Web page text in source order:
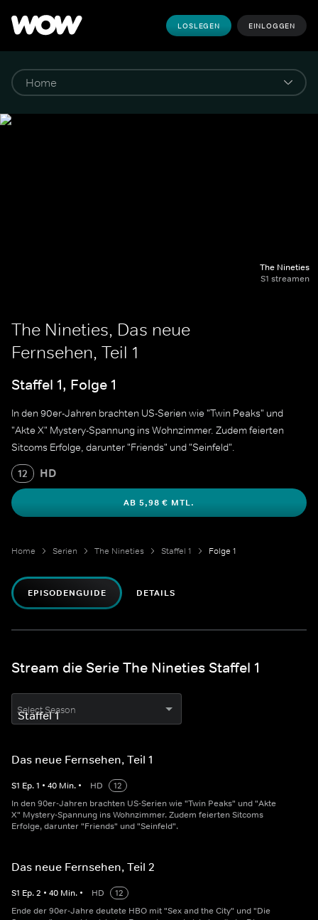
LOSLEGEN EINLOGGEN
The Nineties
S1 streamen
The Nineties, Das neue
Fernsehen, Teil 1
Staffel 1, Folge 1
In den 90er-Jahren brachten US-Serien wie "Twin Peaks" und
"Akte X" Mystery-Spannung ins Wohnzimmer. Zudem feierten
Sitcoms Erfolge, darunter "Friends" und "Seinfeld".
12 HD
AB 5,98 € MTL.
Home Serien The Nineties Staffel 1 Folge 1
EPISODENGUIDE DETAILS
Stream die Serie The Nineties Staffel 1
Select Season
Das neue Fernsehen, Teil 1
S1 Ep.1 • 40 Min. • HD
12
In den 90er-Jahren brachten US-Serien wie "Twin Peaks" und "Akte
X" Mystery-Spannung ins Wohnzimmer. Zudem feierten Sitcoms
Erfolge, darunter "Friends" und "Seinfeld".
Das neue Fernsehen, Teil 2
S1 Ep.2 • 40 Min. • HD
12
Ende der 90er-Jahre deutete HBO mit "Sex and the City" und "Die